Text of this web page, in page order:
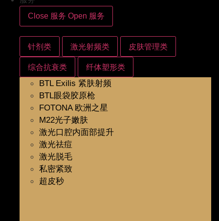
Close 服务 Open 服务
针剂类 激光射频类 皮肤管理类
综合抗衰类 纤体塑形类
BTL Exilis 紧肤射频
BTL眼袋胶原枪
FOTONA 欧洲之星
M22光子嫩肤
激光口腔内面部提升
激光祛痘
激光脱毛
私密紧致
超皮秒